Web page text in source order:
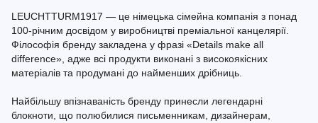
LEUCHTTURM1917 — це німецька сімейна компанія з понад
100-річним досвідом у виробництві преміальної канцелярії.
Філософія бренду закладена у фразі «Details make all
difference», адже всі продукти виконані з високоякісних
матеріалів та продумані до найменших дрібниць.
Найбільшу впізнаваність бренду принесли легендарні
блокноти, що полюбилися письменникам, дизайнерам,